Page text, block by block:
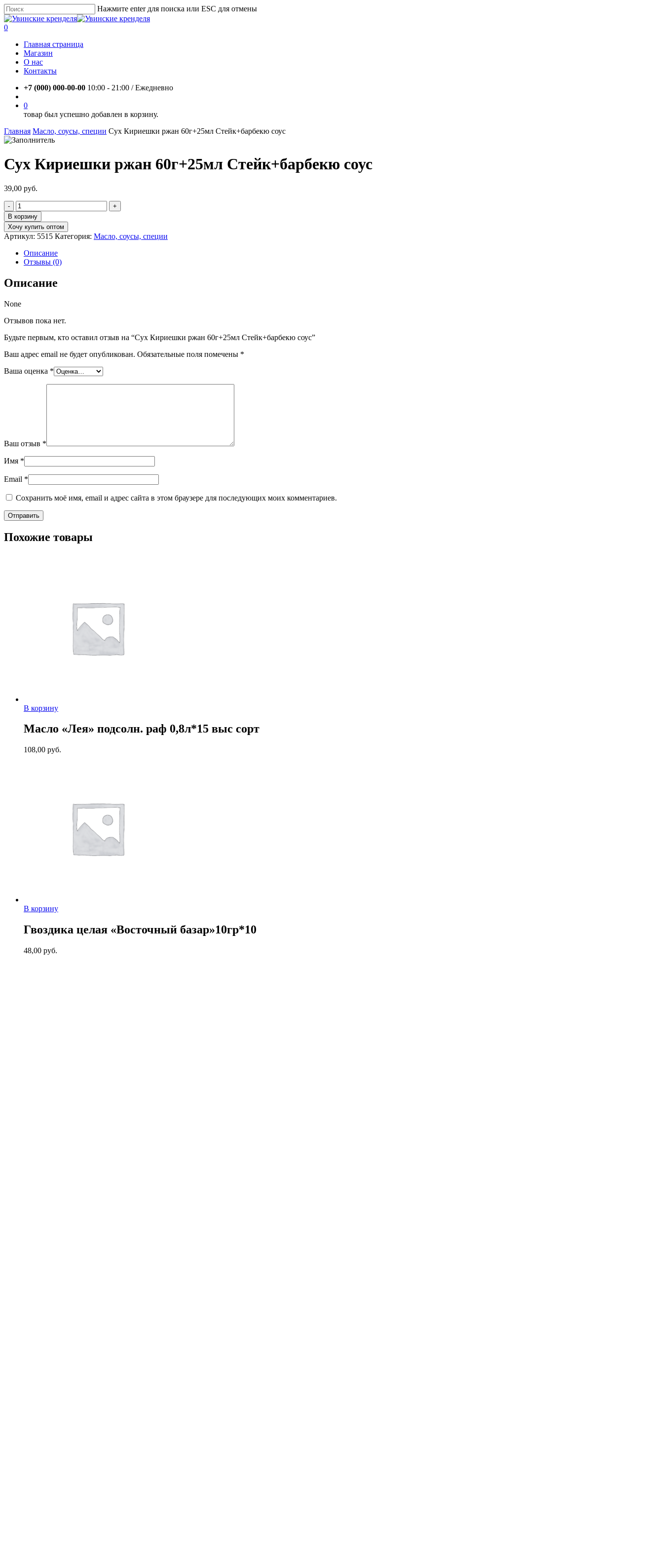
Skip
to
main
Нажмите enter для поиска или ESC для отмены
Close
Search
account
0
Главная страница
Магазин
О нас
Контакты
+7 (000) 000-00-00 10:00 - 21:00 / Eжедневно
0
товар был успешно добавлен в корзину.
Главная Масло, соусы, специи Сух Кириешки ржан 60г+25мл Стейк+барбекю соус
Сух Кириешки ржан 60г+25мл Стейк+барбекю соус
39,00 руб.
Количество
товара
Сух
Кириешки
ржан
60г+25мл
Стейк+барбекю
соус
В корзину
Хочу купить оптом
Артикул: 5515 Категория: Масло, соусы, специи
Описание
Отзывы (0)
Описание
None
Отзывов пока нет.
Будьте первым, кто оставил отзыв на “Сух Кириешки ржан 60г+25мл Стейк+барбекю соус”
Ваш адрес email не будет опубликован. Обязательные поля помечены *
Ваша оценка *
Ваш отзыв *
Имя *
Email *
Сохранить моё имя, email и адрес сайта в этом браузере для последующих моих комментариев.
Похожие товары
В корзину
Масло «Лея» подсолн. раф 0,8л*15 выс сорт
108,00 руб.
В корзину
Гвоздика целая «Восточный базар»10гр*10
48,00 руб.